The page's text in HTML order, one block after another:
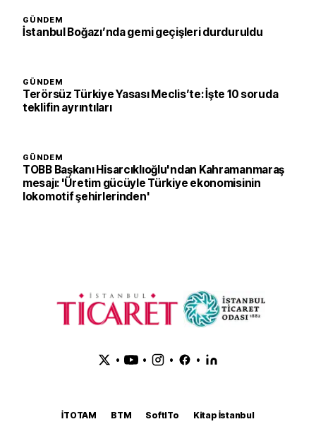
GÜNDEM
İstanbul Boğazı’nda gemi geçişleri durduruldu
GÜNDEM
Terörsüz Türkiye Yasası Meclis’te: İşte 10 soruda
teklifin ayrıntıları
GÜNDEM
TOBB Başkanı Hisarcıklıoğlu'ndan Kahramanmaraş
mesajı: 'Üretim gücüyle Türkiye ekonomisinin
lokomotif şehirlerinden'
• • • •
İTOTAM BTM SoftITo
Kitap İstanbul